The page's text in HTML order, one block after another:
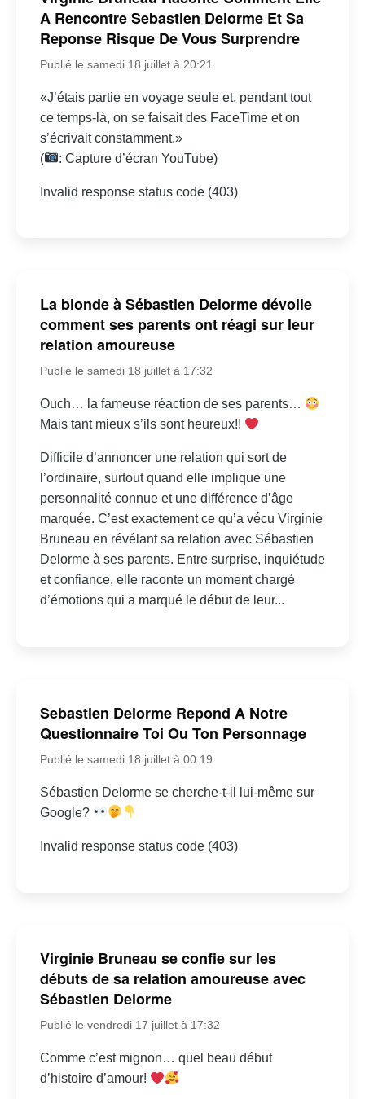
A Rencontre Sebastien Delorme Et Sa
Reponse Risque De Vous Surprendre
Publié le samedi 18 juillet à 20:21
«J’étais partie en voyage seule et, pendant tout
ce temps-là, on se faisait des FaceTime et on
s’écrivait constamment.»
(
: Capture d’écran YouTube)
Invalid response status code (403)
La blonde à Sébastien Delorme dévoile
comment ses parents ont réagi sur leur
relation amoureuse
Publié le samedi 18 juillet à 17:32
Ouch… la fameuse réaction de ses parents…
Mais tant mieux s’ils sont heureux!!
Difficile d’annoncer une relation qui sort de
l’ordinaire, surtout quand elle implique une
personnalité connue et une différence d’âge
marquée. C’est exactement ce qu’a vécu Virginie
Bruneau en révélant sa relation avec Sébastien
Delorme à ses parents. Entre surprise, inquiétude
et confiance, elle raconte un moment chargé
d’émotions qui a marqué le début de leur...
Sebastien Delorme Repond A Notre
Questionnaire Toi Ou Ton Personnage
Publié le samedi 18 juillet à 00:19
Sébastien Delorme se cherche-t-il lui-même sur
Google?
Invalid response status code (403)
Virginie Bruneau se confie sur les
débuts de sa relation amoureuse avec
Sébastien Delorme
Publié le vendredi 17 juillet à 17:32
Comme c’est mignon… quel beau début
d’histoire d’amour!